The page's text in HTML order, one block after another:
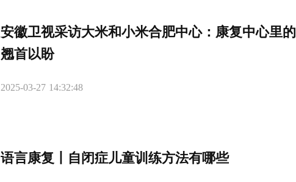
安徽卫视采访大米和小米合肥中心：康复中心里的
翘首以盼
2025-03-27 14:32:48
语言康复丨自闭症儿童训练方法有哪些